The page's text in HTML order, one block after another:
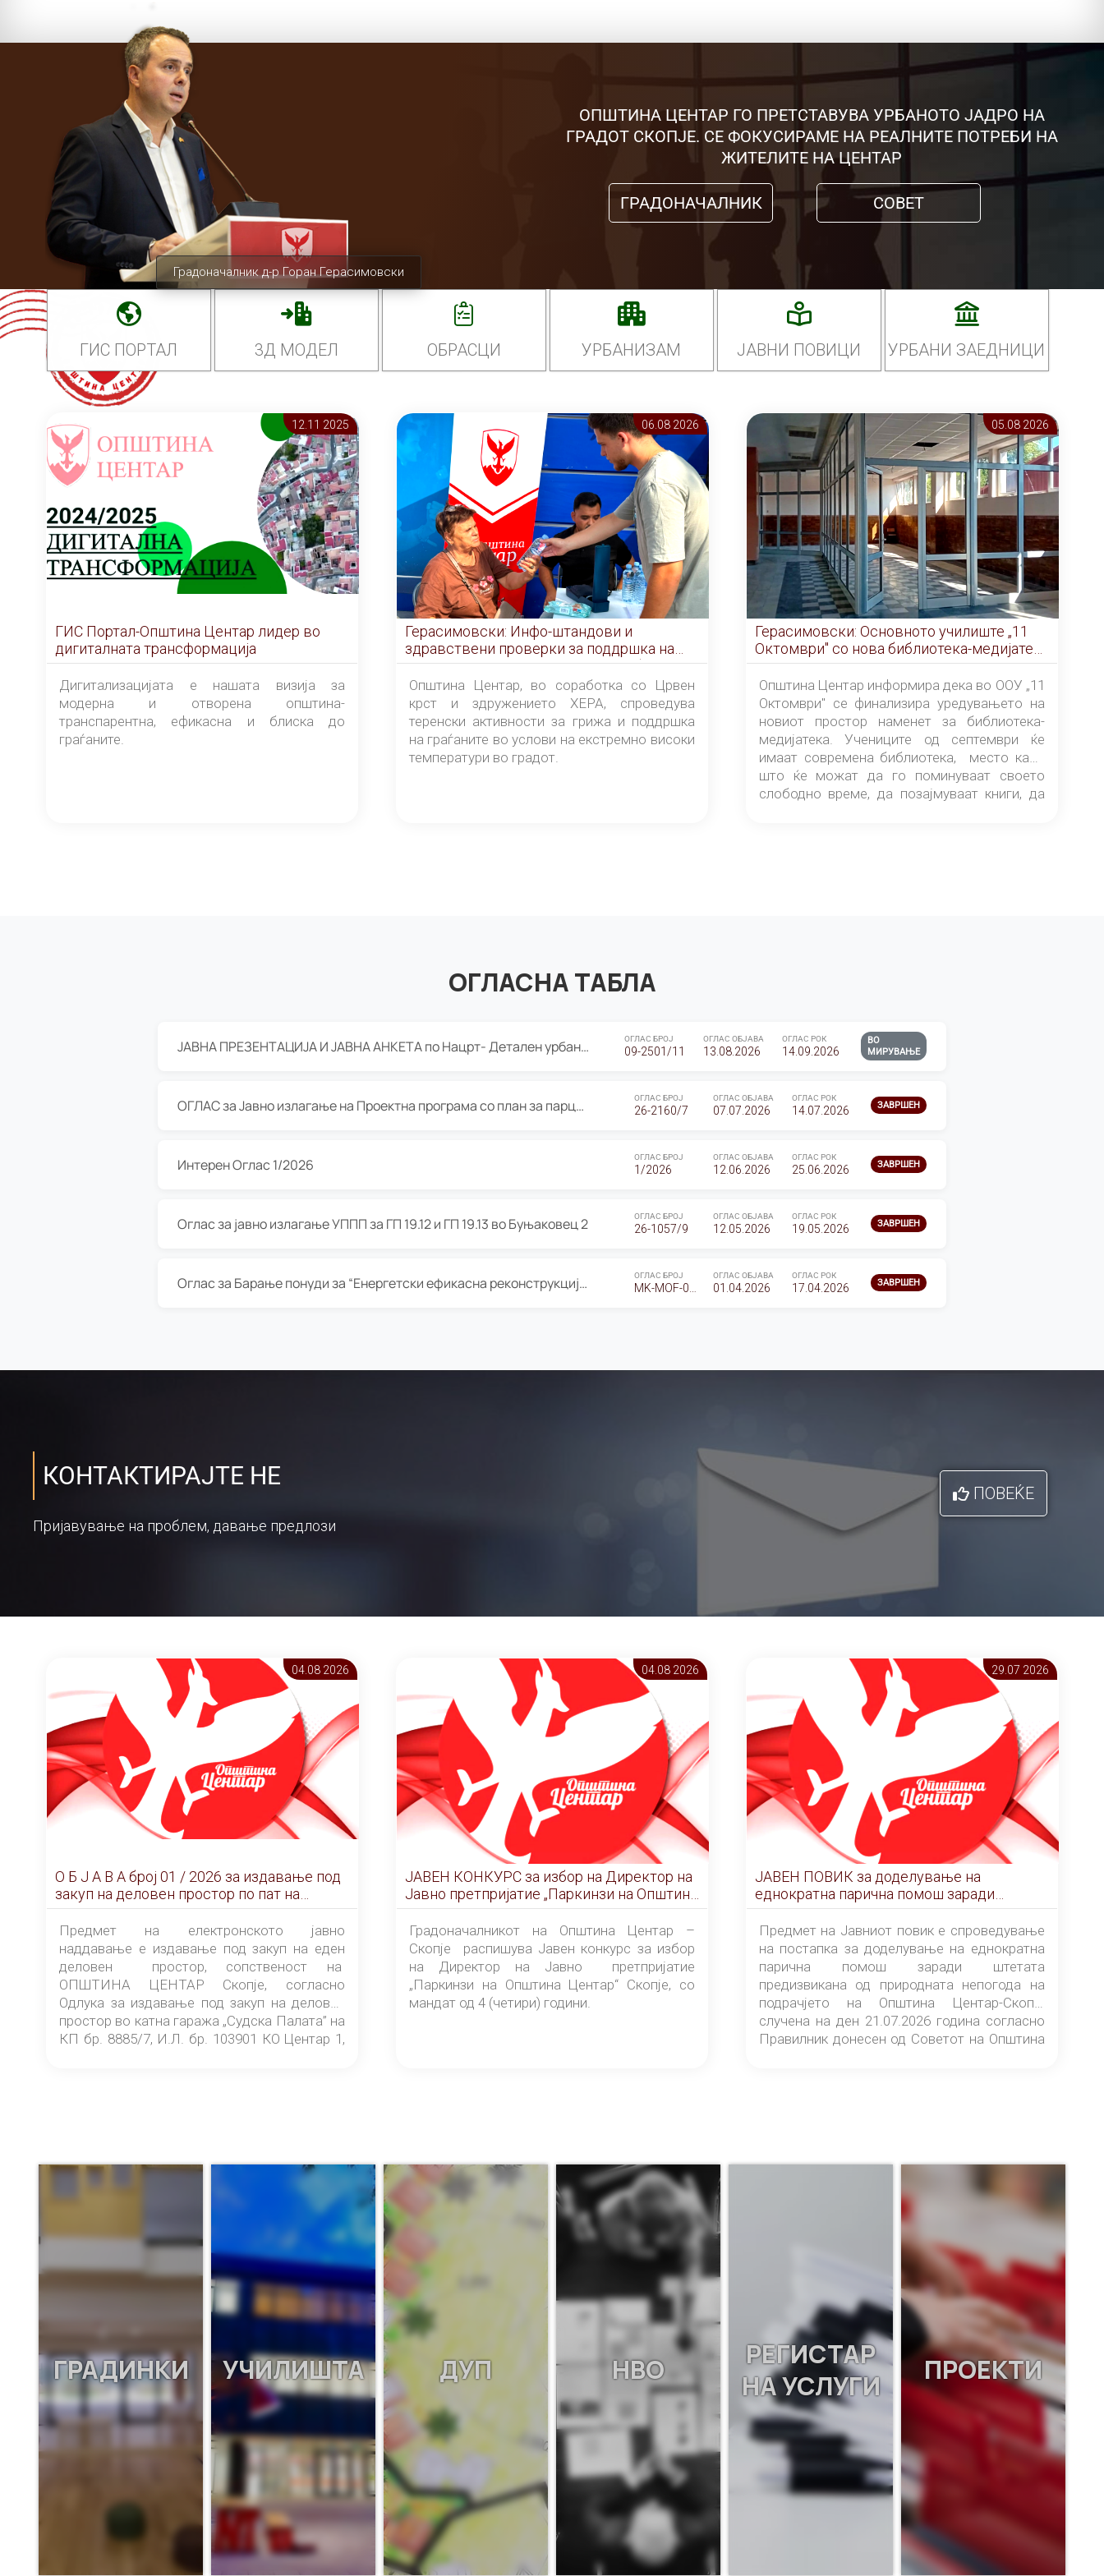
Градоначалник д-р Горан Герасимовски
ОПШТИНА ЦЕНТАР ГО ПРЕТСТАВУВА УРБАНОТО ЈАДРО НА
ГРАДОТ СКОПЈЕ. СЕ ФОКУСИРАМЕ НА РЕАЛНИТЕ ПОТРЕБИ НА
ЖИТЕЛИТЕ НА ЦЕНТАР
ГРАДОНАЧАЛНИК СОВЕТ
ГИС ПОРТАЛ 3Д МОДЕЛ ОБРАСЦИ УРБАНИЗАМ ЈАВНИ ПОВИЦИ УРБАНИ ЗАЕДНИЦИ
12.11 2025
ГИС Портал-Општина Центар лидер во
дигиталната трансформација
Дигитализацијата е нашата визија за
модерна и отворена општина-
транспарентна, ефикасна и блиска до
граѓаните.
06.08 2026
Герасимовски: Инфо-штандови и
здравствени проверки за поддршка на
граѓаните во услови на топлотен бран
Општина Центар, во соработка со Црвен
крст и здружението ХЕРА, спроведува
теренски активности за грижа и поддршка
на граѓаните во услови на екстремно високи
температури во градот.
05.08 2026
Герасимовски: Основното училиште „11
Октомври" со нова библиотека-медијатека
од септември
Општина Центар информира дека во ООУ „11
Октомври" се финализира уредувањето на
новиот простор наменет за библиотека-
медијатека. Учениците од септември ќе
имаат современа библиотека, место каде
што ќе можат да го поминуваат своето
слободно време, да позајмуваат книги, да
ОГЛАСНА ТАБЛА
ЈАВНА ПРЕЗЕНТАЦИЈА И ЈАВНА АНКЕТА по Нацрт- Детален урбанистички план Градска четврт Ј 05- Барутана, Општина Центар- Скопје, плански период 2025-2030 ОГЛАС БРОЈ
09-2501/11
ОГЛАС ОБЈАВА
13.08.2026
ОГЛАС РОК
14.09.2026
ВО
МИРУВАЊЕ
ОГЛАС за Јавно излагање на Проектна програма со план за парцелација за Урбанистички проект со план за парцелација за спојување на ГП 20.12 и ГП 20.37 од Изменување и дополнување на Детален урбанистички план Буњаковец 2, Општина Центар – Скопје ОГЛАС БРОЈ
26-2160/7
ОГЛАС ОБЈАВА
07.07.2026
ОГЛАС РОК
14.07.2026 ЗАВРШЕН
Интерен Оглас 1/2026 ОГЛАС БРОЈ
1/2026
ОГЛАС ОБЈАВА
12.06.2026
ОГЛАС РОК
25.06.2026 ЗАВРШЕН
Оглас за јавно излагање УППП за ГП 19.12 и ГП 19.13 во Буњаковец 2 ОГЛАС БРОЈ
26-1057/9
ОГЛАС ОБЈАВА
12.05.2026
ОГЛАС РОК
19.05.2026 ЗАВРШЕН
Оглас за Барање понуди за “Енергетски ефикасна реконструкција на објектот ООУ „Св. Кирил и Методиј" ОГЛАС БРОЈ ОГЛАС ОБЈАВА
01.04.2026
ОГЛАС РОК
17.04.2026 ЗАВРШЕН
КОНТАКТИРАЈТЕ НЕ
Пријавување на проблем, давање предлози
ПОВЕЌЕ
04.08 2026
О Б Ј А В А брoj 01 / 2026 за издавање под
закуп на деловен простор по пат на
ЕЛЕКТРОНСКО ЈАВНО НАДДАВАЊЕ
Предмет на електронското јавно
наддавање е издавање под закуп на еден
деловен простор, сопственост на
ОПШТИНА ЦЕНТАР Скопје, согласно
Одлука за издавање под закуп на деловен
простор во катна гаража „Судска Палата” на
КП бр. 8885/7, И.Л. бр. 103901 КО Центар 1,
понудувач.
04.08 2026
ЈАВЕН КОНКУРС за избор на Директор на
Јавно претпријатие „Паркинзи на Општина
Центар“ – Скопје
Градоначалникот на Општина Центар –
Скопје распишува Јавен конкурс за избор
на Директор на Јавно претпријатие
„Паркинзи на Општина Центар“ Скопје, со
мандат од 4 (четири) години.
29.07 2026
ЈАВЕН ПОВИК за доделување на
еднократна парична помош заради
штетата предизвикана од природната
непогода на подрачјето на Општина
Центар-Скопје случена на ден 21.07.2026
година
Предмет на Јавниот повик е спроведување
на постапка за доделување на еднократна
парична помош заради штетата
предизвикана од природната непогода на
подрачјето на Општина Центар-Скопје
случена на ден 21.07.2026 година согласно
Правилник донесен од Советот на Општина
ГРАДИНКИ УЧИЛИШТА ДУП НВО
РЕГИСТАР
НА УСЛУГИ
ПРОЕКТИ